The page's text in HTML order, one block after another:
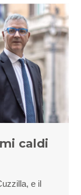
caldi
e il